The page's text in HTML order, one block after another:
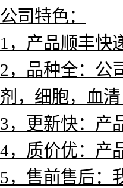
公司特色：
1，产品顺丰快
2，品种全：公
剂， 细胞，血
3，更新快：产
4，质价优：产
5，售前售后：